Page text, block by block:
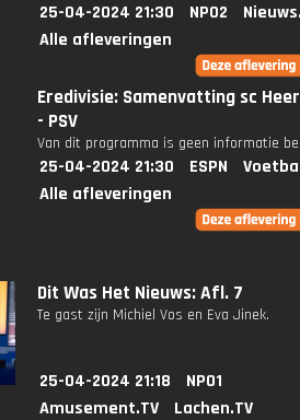
25-04-2024 21:30 NPO2
Alle afleveringen
Eredivisie: Samenvatting sc
- PSV
Van dit programma is geen informatie
25-04-2024 21:30 ESPN
Alle afleveringen
Dit Was Het Nieuws: Afl. 7
Te gast zijn Michiel Vos en Eva Jinek.
25-04-2024 21:18
NPO1
Amusement.TV
Lachen.TV